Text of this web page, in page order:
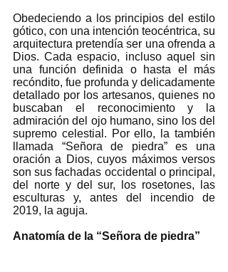
Obedeciendo a los principios del estilo
gótico, con una intención teocéntrica, su
arquitectura pretendía ser una ofrenda a
Dios. Cada espacio, incluso aquel sin
una función definida o hasta el más
recóndito, fue profunda y delicadamente
detallado por los artesanos, quienes no
buscaban el reconocimiento y la
admiración del ojo humano, sino los del
supremo celestial. Por ello, la también
llamada “Señora de piedra” es una
oración a Dios, cuyos máximos versos
son sus fachadas occidental o principal,
del norte y del sur, los rosetones, las
esculturas y, antes del incendio de
2019, la aguja.
Anatomía de la “Señora de piedra”